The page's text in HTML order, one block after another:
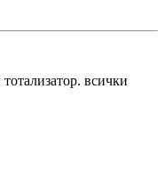
всички